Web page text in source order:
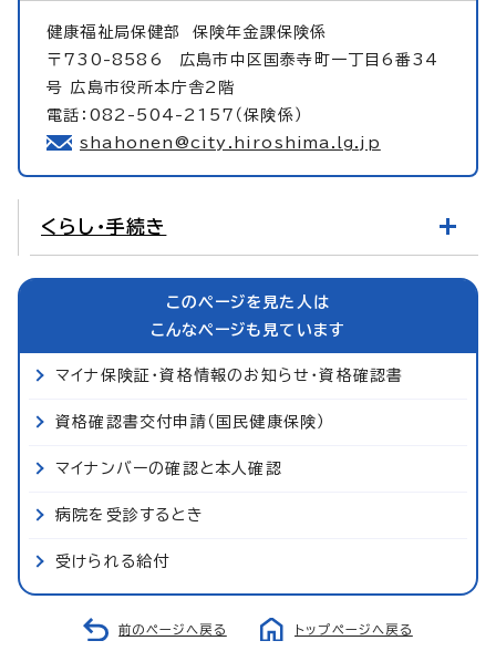
健康福祉局保健部 保険年金課保険係
〒730-8586 広島市中区国泰寺町一丁目6番34
号 広島市役所本庁舎2階
電話：082-504-2157（保険係）
shahonen@city.hiroshima.lg.jp
くらし・手続き
このページを見た人は
こんなページも見ています
マイナ保険証・資格情報のお知らせ・資格確認書
資格確認書交付申請（国民健康保険）
マイナンバーの確認と本人確認
病院を受診するとき
受けられる給付
前のページへ戻る トップページへ戻る